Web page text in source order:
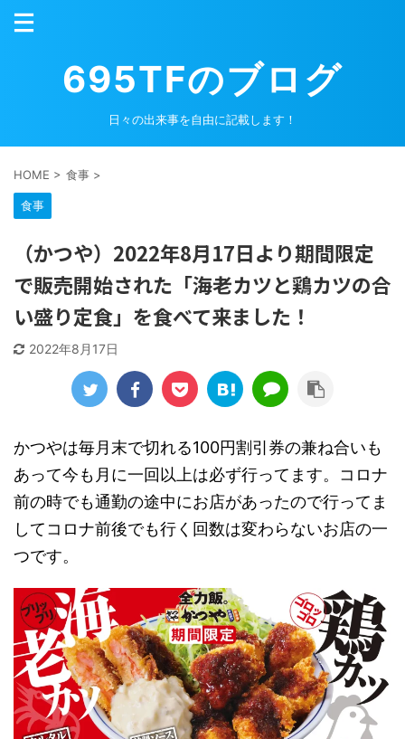
695TFのブログ
日々の出来事を自由に記載します！
HOME > 食事 >
食事
（かつや）2022年8月17日より期間限定
で販売開始された「海老カツと鶏カツの合
い盛り定食」を食べて来ました！
2022年8月17日
かつやは毎月末で切れる100円割引券の兼ね合いも
あって今も月に一回以上は必ず行ってます。コロナ
前の時でも通勤の途中にお店があったので行ってま
してコロナ前後でも行く回数は変わらないお店の一
つです。